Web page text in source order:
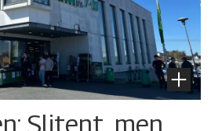
Slitent, men